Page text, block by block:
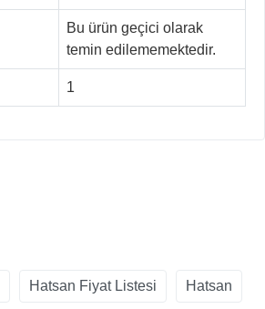
Bu ürün geçici olarak
temin edilememektedir.
1
Hatsan Fiyat Listesi Hatsan